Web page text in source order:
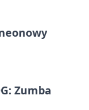
Zumba